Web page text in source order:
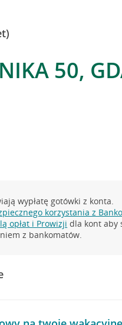
50,
wypłatę gotówki z konta.
korzystania z
opłat i Prowizji dla kont aby
z bankomatów.